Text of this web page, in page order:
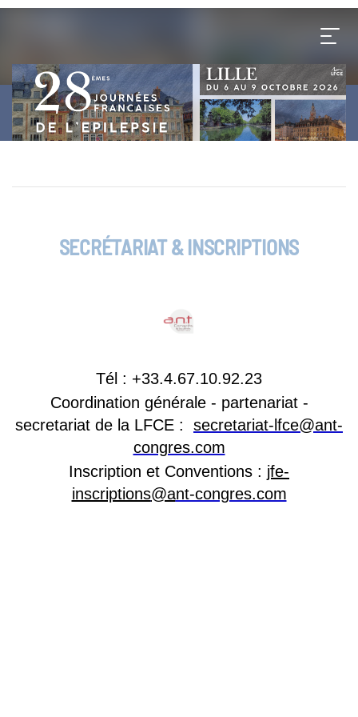
SECRÉTARIAT & INSCRIPTIONS
Tél : +33.4.67.10.92.23
Coordination générale - partenariat -
secretariat de la LFCE : secretariat-lfce@ant-
congres.com
Inscription et Conventions : jfe-
inscriptions@ant-congres.com